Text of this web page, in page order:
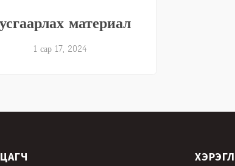
материал
1 сар 17, 2024